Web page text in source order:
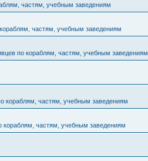
частям, учебным заведениям
частям, учебным заведениям
по кораблям, частям, учебным заведениям
кораблям, частям, учебным заведениям
кораблям, частям, учебным заведениям